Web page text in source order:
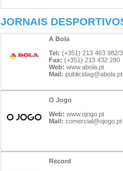
JORNAIS
A Bola
Tel: (+351) 213 463 982/3
Fax: (+351) 213 432 280
Web: www.abola.pt
Mail: publicidag@abola.pt
O Jogo
Web: www.ojogo.pt
Mail: comercial@ojogo.pt
Record